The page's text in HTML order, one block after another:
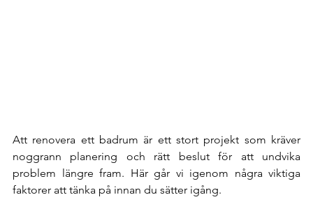
Att renovera ett badrum är ett stort projekt som kräver
noggrann planering och rätt beslut för att undvika
problem längre fram. Här går vi igenom några viktiga
faktorer att tänka på innan du sätter igång.